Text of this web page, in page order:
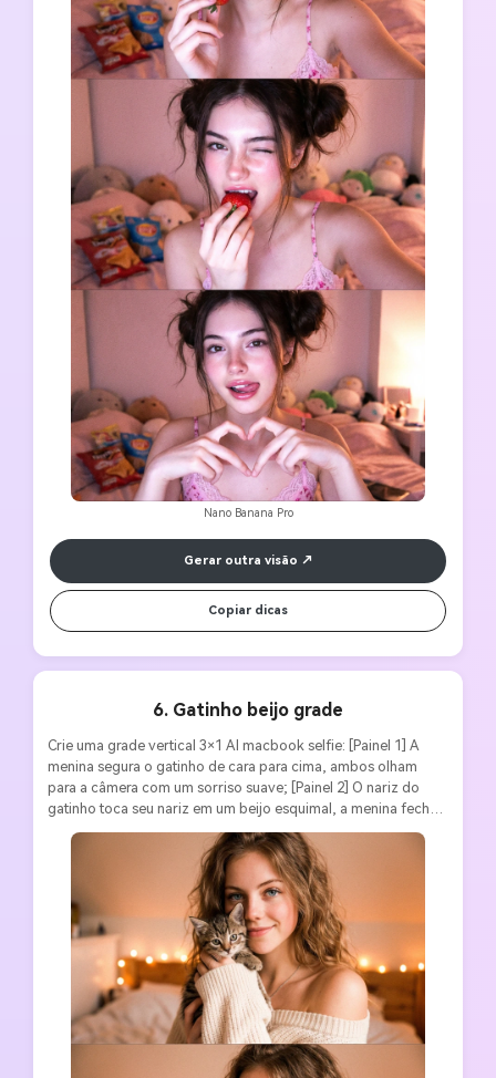
superexposta para um brilho fantástico, textura granulada,
energia fofa e sugestiva. Relação de aspecto vertical 3: 4, sem
borda, tela preenchida.
Nano Banana Pro
Gerar outra visão
Copiar dicas
6. Gatinho beijo grade
Crie uma grade vertical 3×1 AI macbook selfie: [Painel 1] A
menina segura o gatinho de cara para cima, ambos olham
para a câmera com um sorriso suave; [Painel 2] O nariz do
gatinho toca seu nariz em um beijo esquimal, a menina fecha
os olhos com uma expressão feliz; [Painel 3] A menina beija a
cabeça do gatinho com as garras do gatinho na bochecha.
Aparência consistente: suéter oversized deslizando em um
ombro, cabelos ondulados bagunçados e maquiagem rosa
natural. Cena: Quarto acolhedor com luzes de corda. Estilo:
Iluminação de tela de pêssego quente, fundo de foco suave,
textura granulada, atmosfera quente e sensual. Proporção 3:4,
sem borda.